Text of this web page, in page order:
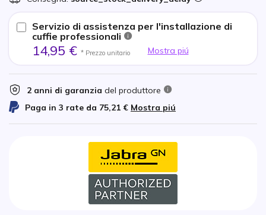
Servizio di assistenza per l'installazione di
cuffie professionali
14,95 € * Prezzo unitario Mostra piú
2 anni di garanzia del produttore
Paga in 3 rate da 75,21 € Mostra piú